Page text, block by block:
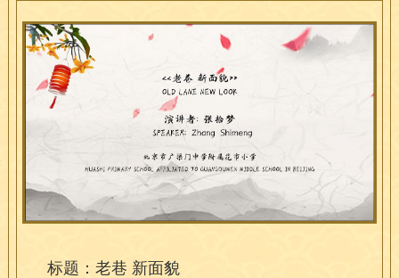
标题：老巷 新面貌